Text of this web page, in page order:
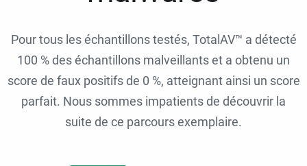
Pour tous les échantillons testés, TotalAV™ a détecté
100 % des échantillons malveillants et a obtenu un
score de faux positifs de 0 %, atteignant ainsi un score
parfait. Nous sommes impatients de découvrir la
suite de ce parcours exemplaire.